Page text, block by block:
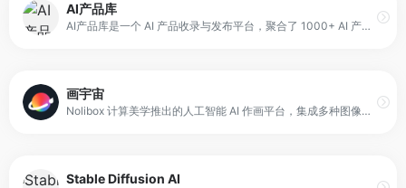
AI产品库
AI产品库是一个 AI 产品收录与发布平台，聚合了 1000+ AI 产品，覆盖 AI 对话、AI文案写作、AI绘画、AI图像生成、AI视频生成、AI办公、AI编程开发、AI创意设计、AI音频工具、AIGC 工具等多个领域。平台同时支持用户发布自己的产品信息，让更多人了解并使用。
画宇宙
Nolibox 计算美学推出的人工智能 AI 作画平台，集成多种图像生成模型与图像编辑能力。用户可通过文本描述或上传图片进行创作，并结合平台提供的 prompt 词库优化生成效果。
Stable Diffusion AI